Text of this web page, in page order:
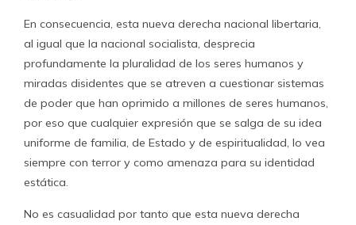
En consecuencia, esta nueva derecha nacional libertaria,
al igual que la nacional socialista, desprecia
profundamente la pluralidad de los seres humanos y
miradas disidentes que se atreven a cuestionar sistemas
de poder que han oprimido a millones de seres humanos,
por eso que cualquier expresión que se salga de su idea
uniforme de familia, de Estado y de espiritualidad, lo vea
siempre con terror y como amenaza para su identidad
estática.
No es casualidad por tanto que esta nueva derecha